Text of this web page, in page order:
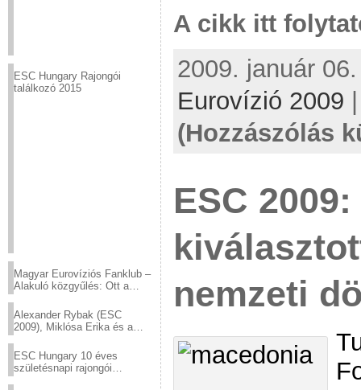
ESC Hungary Rajongói
találkozó 2015
Magyar Eurovíziós Fanklub –
Alakuló közgyűlés: Ott a
Alexander Rybak (ESC
2009), Miklósa Erika és a
sztárjai a Margitszigeten
ESC Hungary 10 éves
születésnapi rajongói
A cikk itt
2009. január
Eurovízió 2009
(Hozzászólás
ESC
nemzeti